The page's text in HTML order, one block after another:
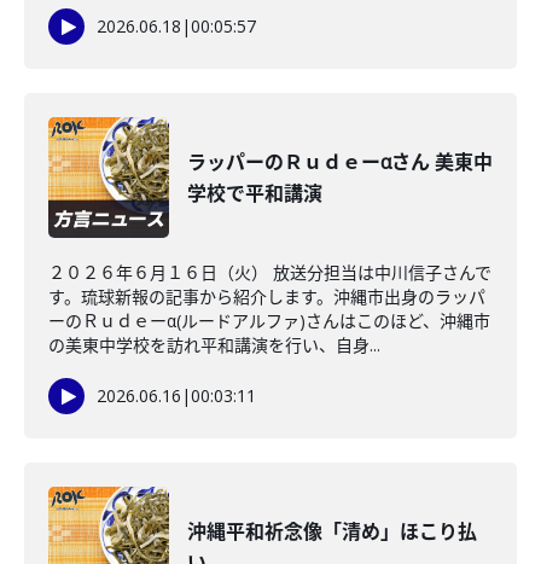
2026.06.18 |00:05:57
ラッパーのＲｕｄｅーαさん 美東中
学校で平和講演
２０２６年６月１６日（火） 放送分担当は中川信子さんで
す。琉球新報の記事から紹介します。沖縄市出身のラッパ
ーのＲｕｄｅーα(ルードアルファ)さんはこのほど、沖縄市
の美東中学校を訪れ平和講演を行い、自身...
2026.06.16 |00:03:11
沖縄平和祈念像「清め」ほこり払